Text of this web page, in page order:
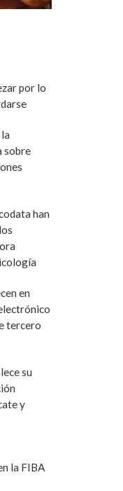
por lo
sobre
han
en
tercero
su
y
la FIBA